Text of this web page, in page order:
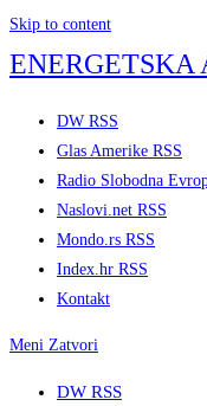
Skip to content
ENERGETSKA
DW RSS
Glas Amerike RSS
Radio Slobodna
Naslovi.net RSS
Mondo.rs RSS
Index.hr RSS
Kontakt
Meni Zatvori
DW RSS